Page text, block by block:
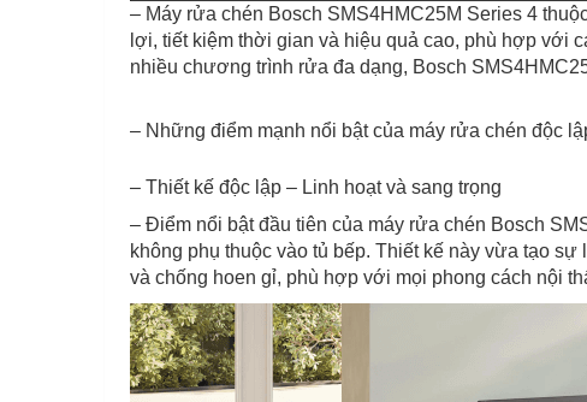
– Máy rửa chén Bosch SMS4HMC25M Series 4
lợi, tiết kiệm thời gian và hiệu quả cao, phù hợp với
nhiều chương trình rửa đa dạng, Bosch
– Những điểm mạnh nổi bật của máy rửa chén độc
– Thiết kế độc lập – Linh hoạt và sang trọng
– Điểm nổi bật đầu tiên của máy rửa chén Bosch
không phụ thuộc vào tủ bếp. Thiết kế này vừa tạo
và chống hoen gỉ, phù hợp với mọi phong cách nội